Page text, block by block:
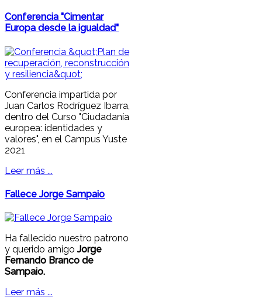
Conferencia "Cimentar
Europa desde la igualdad"
Conferencia impartida por
Juan Carlos Rodríguez Ibarra,
dentro del Curso "Ciudadanía
europea: identidades y
valores", en el Campus Yuste
2021
Leer más ...
Fallece Jorge Sampaio
Ha fallecido nuestro patrono
y querido amigo Jorge
Fernando Branco de
Sampaio.
Leer más ...